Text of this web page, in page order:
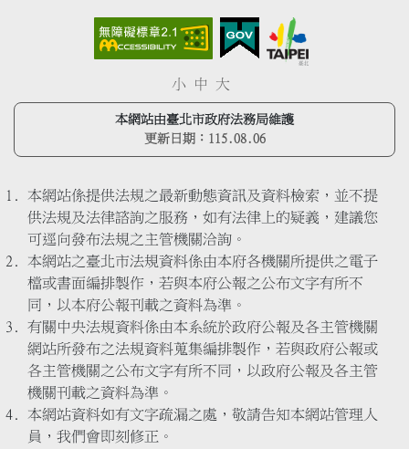
小 中 大
本網站由臺北市政府法務局維護
更新日期： 115.08.06
本網站係提供法規之最新動態資訊及資料檢索，並不提
供法規及法律諮詢之服務，如有法律上的疑義，建議您
可逕向發布法規之主管機關洽詢。
本網站之臺北市法規資料係由本府各機關所提供之電子
檔或書面編排製作，若與本府公報之公布文字有所不
同，以本府公報刊載之資料為準。
有關中央法規資料係由本系統於政府公報及各主管機關
網站所發布之法規資料蒐集編排製作，若與政府公報或
各主管機關之公布文字有所不同，以政府公報及各主管
機關刊載之資料為準。
本網站資料如有文字疏漏之處，敬請告知本網站管理人
員，我們會即刻修正。